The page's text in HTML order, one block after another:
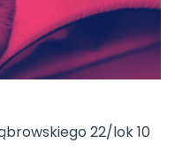
22/lok 10